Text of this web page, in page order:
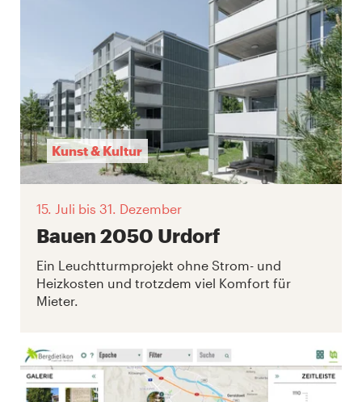
Kunst & Kultur
15. Juli bis 31. Dezember
Bauen 2050 Urdorf
Ein Leuchtturmprojekt ohne Strom- und
Heizkosten und trotzdem viel Komfort für
Mieter.